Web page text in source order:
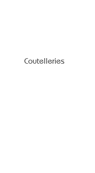
Coutelleries